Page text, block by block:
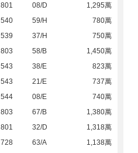
801 08/D
1,295萬
540 59/H
780萬
539 37/H
750萬
803 58/B
1,450萬
543 38/E
823萬
543 21/E
737萬
544 08/E
740萬
803 67/B
1,380萬
801 32/D
1,318萬
728 63/A
1,138萬